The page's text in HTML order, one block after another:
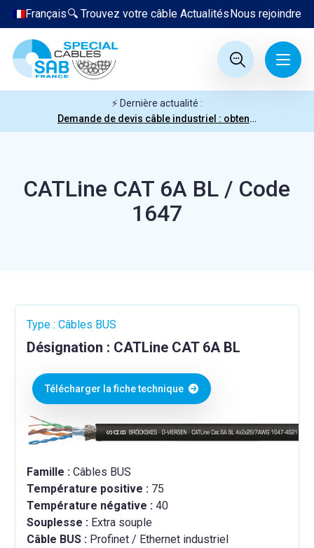
Nous rejoindre
Actualités
🔍 Trouvez votre câble
Français
⚡ Dernière actualité :
Demande de devis câble industriel : obtenez votre prix en quelques clics
CATLine CAT 6A BL / Code
1647
Type : Câbles BUS
Désignation : CATLine CAT 6A BL
Télécharger la fiche technique
Famille : Câbles BUS
Température positive : 75
Température négative : 40
Souplesse : Extra souple
Câble BUS : Profinet / Ethernet industriel